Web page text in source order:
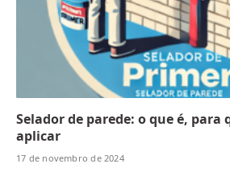
Selador de parede: o que é, para
aplicar
17 de novembro de 2024